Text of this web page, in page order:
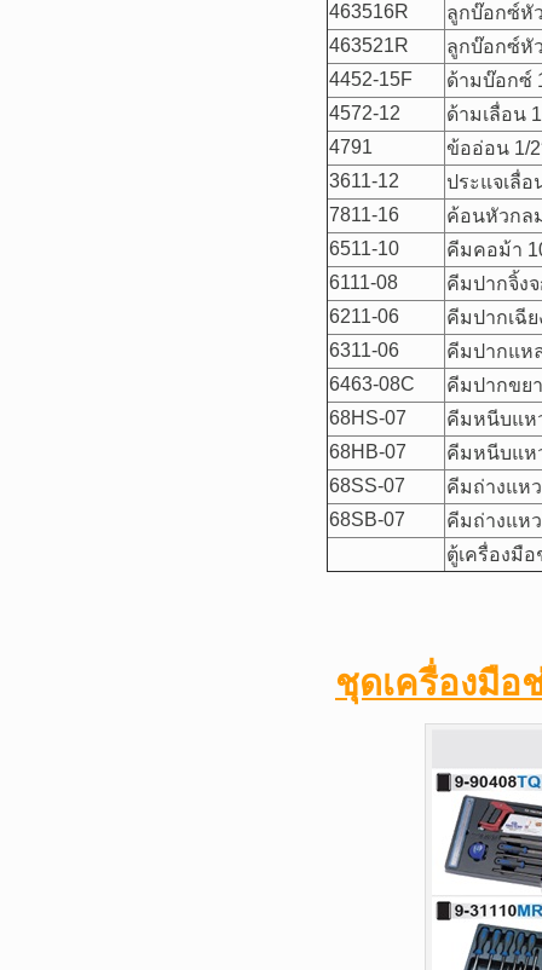
463516R
ลูกบ๊อกซ์หั
463521R
ลูกบ๊อกซ์หั
4452-15F
ด้ามบ๊อกซ์
4572-12
ด้ามเลื่อน
4791
ข้ออ่อน 1/
3611-12
ประแจเลื่อ
7811-16
ค้อนหัวกล
6511-10
คีมคอม้า
6111-08
คีมปากจิ้งจ
6211-06
คีมปากเฉีย
6311-06
คีมปากแห
6463-08C
คีมปากขยา
68HS-07
คีมหนีบแห
68HB-07
คีมหนีบแห
68SS-07
คีมถ่างแห
68SB-07
คีมถ่างแห
ตู้เครื่องมือ
ชุดเครื่องมือ